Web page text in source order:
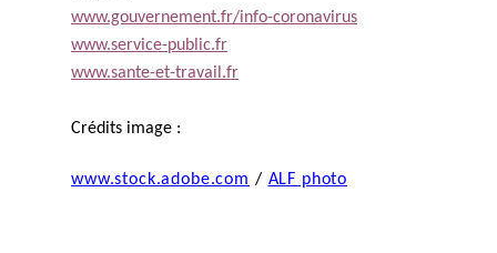
www.gouvernement.fr/info-coronavirus
www.service-public.fr
www.sante-et-travail.fr
Crédits image :
www.stock.adobe.com / ALF photo